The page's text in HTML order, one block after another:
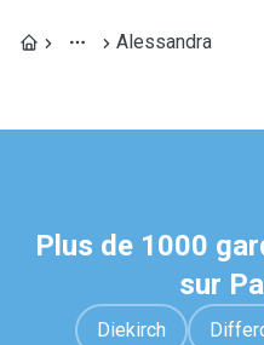
Alessandra
Plus de 1000
sur
Diekirch